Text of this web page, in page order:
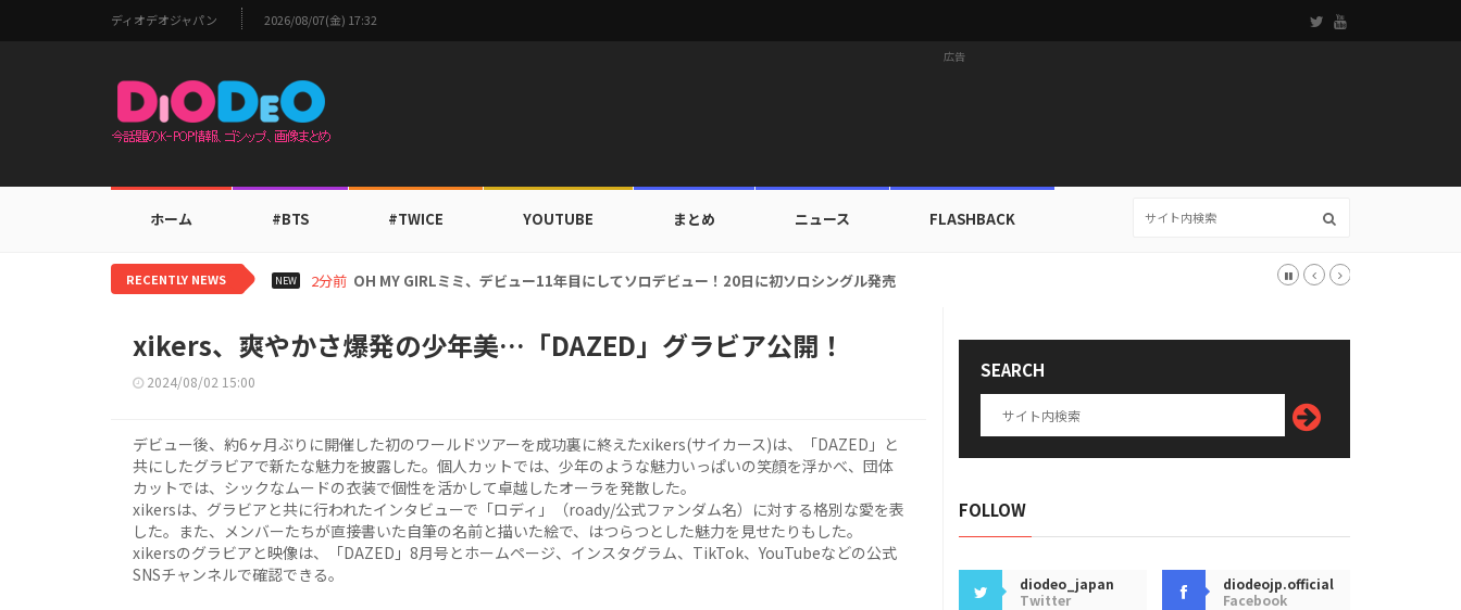
ディオデオジャパン 2026/08/07(金) 17:32
広告
ホーム #BTS #TWICE YOUTUBE まとめ ニュース FLASHBACK
RECENTLY NEWS NEW 2時間前 BTS V、ワールドカップ出入証を公開…証明写真でも完璧なビジュアル！
xikers、爽やかさ爆発の少年美…「DAZED」グラビア公開！
2024/08/02 15:00
デビュー後、約6ヶ月ぶりに開催した初のワールドツアーを成功裏に終えたxikers(サイカース)は、「DAZED」と
共にしたグラビアで新たな魅力を披露した。個人カットでは、少年のような魅力いっぱいの笑顔を浮かべ、団体
カットでは、シックなムードの衣装で個性を活かして卓越したオーラを発散した。
xikersは、グラビアと共に行われたインタビューで「ロディ」（roady/公式ファンダム名）に対する格別な愛を表
した。また、メンバーたちが直接書いた自筆の名前と描いた絵で、はつらつとした魅力を見せたりもした。
xikersのグラビアと映像は、「DAZED」8月号とホームページ、インスタグラム、TikTok、YouTubeなどの公式
SNSチャンネルで確認できる。
SEARCH
FOLLOW
diodeo_japan
Twitter
diodeojp.official
Facebook